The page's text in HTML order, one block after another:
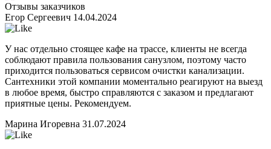
Отзывы заказчиков
Егор Сергеевич 14.04.2024
У нас отдельно стоящее кафе на трассе, клиенты не всегда
соблюдают правила пользования санузлом, поэтому часто
приходится пользоваться сервисом очистки канализации.
Сантехники этой компании моментально реагируют на выезд
в любое время, быстро справляются с заказом и предлагают
приятные цены. Рекомендуем.
Марина Игоревна 31.07.2024